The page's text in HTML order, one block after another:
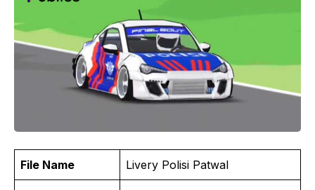
File Name Livery Polisi Patwal